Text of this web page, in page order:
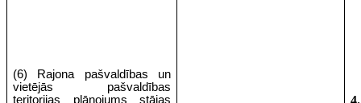
(6) Rajona pašvaldības un
vietējās pašvaldības
teritorijas plānojums stājas
4.